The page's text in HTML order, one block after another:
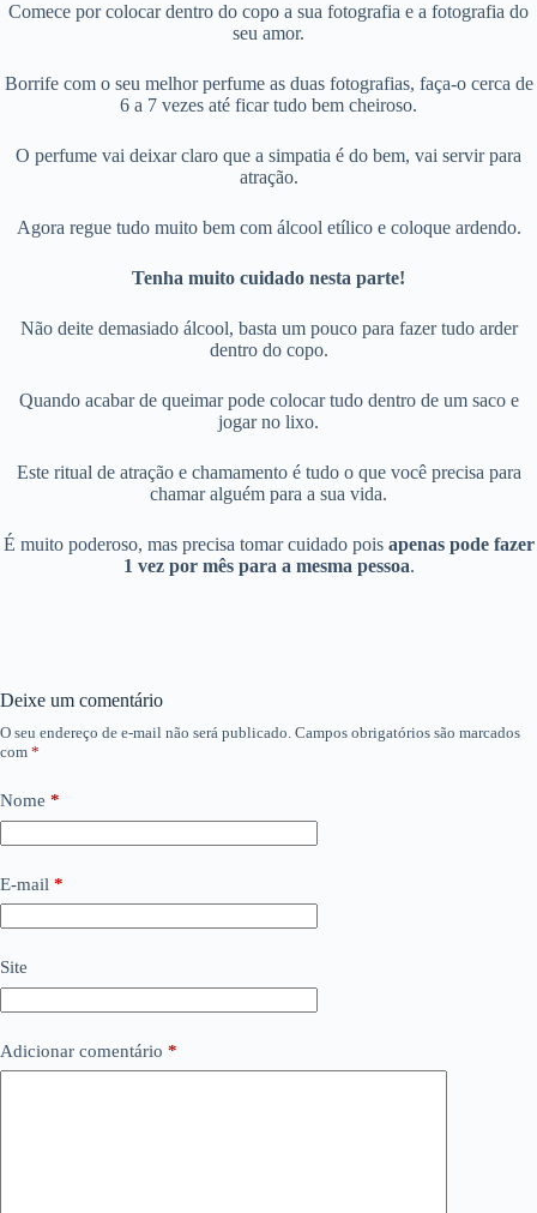
Comece por colocar dentro do copo a sua fotografia e a fotografia do
seu amor.
Borrife com o seu melhor perfume as duas fotografias, faça-o cerca de
6 a 7 vezes até ficar tudo bem cheiroso.
O perfume vai deixar claro que a simpatia é do bem, vai servir para
atração.
Agora regue tudo muito bem com álcool etílico e coloque ardendo.
Tenha muito cuidado nesta parte!
Não deite demasiado álcool, basta um pouco para fazer tudo arder
dentro do copo.
Quando acabar de queimar pode colocar tudo dentro de um saco e
jogar no lixo.
Este ritual de atração e chamamento é tudo o que você precisa para
chamar alguém para a sua vida.
É muito poderoso, mas precisa tomar cuidado pois apenas pode fazer
1 vez por mês para a mesma pessoa.
Deixe um comentário
O seu endereço de e-mail não será publicado. Campos obrigatórios são marcados
com *
Nome *
E-mail *
Site
Adicionar comentário *